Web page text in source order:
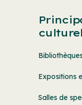
Expositions
Salles de